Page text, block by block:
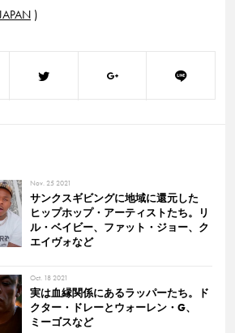
)
Nov. 25 2021
サンクスギビングに地域に還元した
ヒップホップ・アーティストたち。リ
ル・ベイビー、ファット・ジョー、ク
エイヴォなど
Oct. 18 2021
実は血縁関係にあるラッパーたち。ド
クター・ドレーとウォーレン・G、
ミーゴスなど